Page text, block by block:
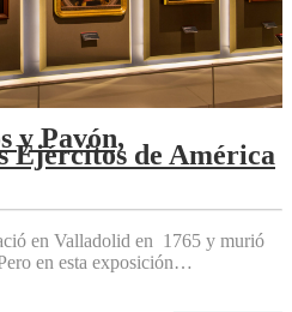
y Pavón,
Ejércitos de América
en Valladolid en 1765 y murió
en esta exposición…